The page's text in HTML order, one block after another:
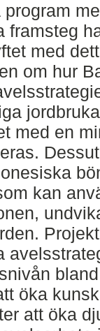
program
framsteg
med
om hur
med en
kan
öka
att öka